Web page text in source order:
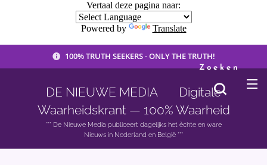
Vertaal deze pagina naar:
Powered by Translate
100% TRUTH SEEKERS - ONLY THE TRUTH!
DE NIEUWE MEDIA 🟣 Digitale
Waarheidskrant — 100% Waarheid
*** De Nieuwe Media publiceert dagelijks het èchte en ware
Nieuws in Nederland en België ***
Zoeken